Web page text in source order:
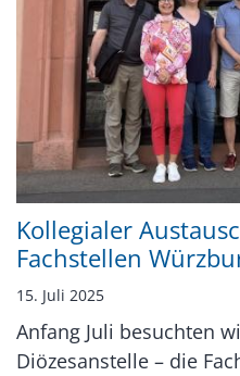
Kollegialer
Fachstellen
15. Juli 2025
Anfang Juli besuchten
Diözesanstelle – die